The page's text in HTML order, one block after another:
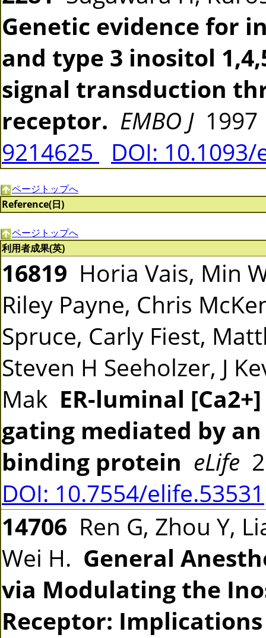
Genetic evidence for
and type 3 inositol
signal transduction
receptor. EMBO J1997
9214625
DOI:
ページトップへ
Reference(日)
ページトップへ
利用者成果(英)
16819 Horia Vais, Min
Riley Payne, Chris
Spruce, Carly Fiest,
Steven H Seeholzer, J
Mak ER-luminal
gating mediated by
binding protein eLife
DOI: 10.7554/elife.53531
14706 Ren G, Zhou Y,
Wei H. General
via Modulating the
Receptor: